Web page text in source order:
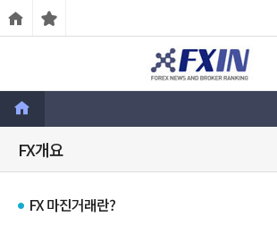
FX개요
FX 마진거래란?